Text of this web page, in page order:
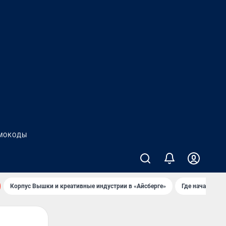
Корпус Вышки и креативные индустрии в «Айсберге» Где начать